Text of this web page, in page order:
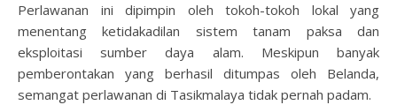
Perlawanan ini dipimpin oleh tokoh-tokoh lokal yang
menentang ketidakadilan sistem tanam paksa dan
eksploitasi sumber daya alam. Meskipun banyak
pemberontakan yang berhasil ditumpas oleh Belanda,
semangat perlawanan di Tasikmalaya tidak pernah padam.